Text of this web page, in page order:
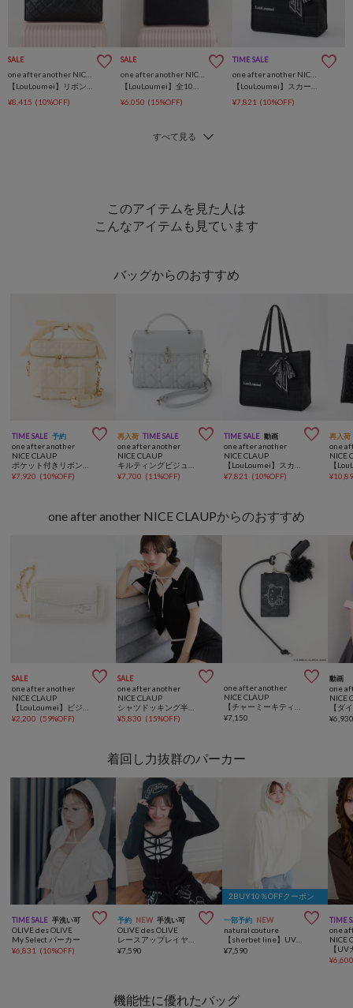
SALE
¥8,415 (10%OFF)
SALE
one after another NICE CLAUP
¥6,050 (15%OFF)
TIME SALE
¥7,821 (10%OFF)
このアイテムを見た人は
こんなアイテムも見ています
バッグからのおすすめ
TIME SALE 予約 
one after another
NICE CLAUP
¥7,920 (10%OFF)
再入荷 TIME SALE 
one after another
NICE CLAUP
¥7,700 (11%OFF)
TIME SALE 動画 
one after another
NICE CLAUP
¥7,821 (10%OFF)
再入荷
one
NICE
¥
one after another NICE CLAUPからのおすすめ
SALE 
one after another
NICE CLAUP
¥2,200 (59%OFF)
SALE 
one after another
NICE CLAUP
¥5,830 (15%OFF)

one after another
NICE CLAUP
¥7,150
動画
one
NICE
¥
着回し力抜群のパーカー
TIME SALE 手洗い可 
OLIVE des OLIVE
My Select パーカー
¥6,831 (10%OFF)
予約 NEW 手洗い可 
OLIVE des OLIVE
¥7,590
2BUY10％OFFクーポン
一部予約 NEW 
natural couture
【sherbet line】UV速乾レースデザインパーカー
¥7,590
TIME
one
NICE
¥
機能性に優れたバッグ